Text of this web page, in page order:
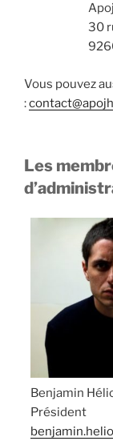
30
Vous pouvez
:
Les
Benjamin
Président